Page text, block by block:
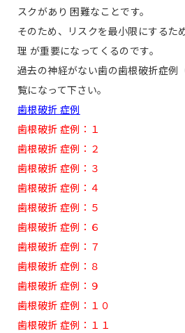
スクがあり 困難なことです。
そのため、リスクを最小限にするた
理 が重要になってくるのです。
過去の神経がない歯の歯根破折症例
覧になって下さい。
歯根破折 症例
歯根破折 症例：１
歯根破折 症例：２
歯根破折 症例：３
歯根破折 症例：４
歯根破折 症例：５
歯根破折 症例：６
歯根破折 症例：７
歯根破折 症例：８
歯根破折 症例：９
歯根破折 症例：１０
歯根破折 症例：１１